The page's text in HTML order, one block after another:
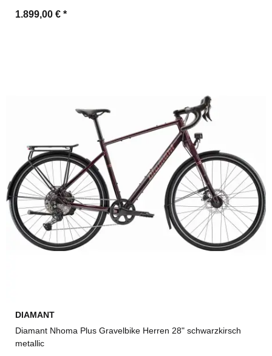
1.899,00 € *
DIAMANT
Diamant Nhoma Plus Gravelbike Herren 28" schwarzkirsch
metallic